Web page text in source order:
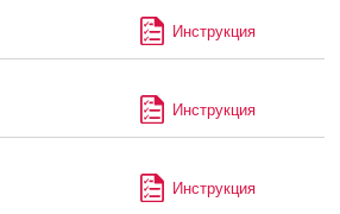
Инструкция
Инструкция
Инструкция